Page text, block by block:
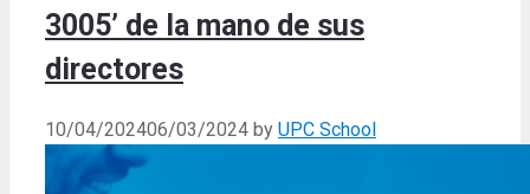
3005’ de la mano de sus
directores
10/04/202406/03/2024 by UPC School